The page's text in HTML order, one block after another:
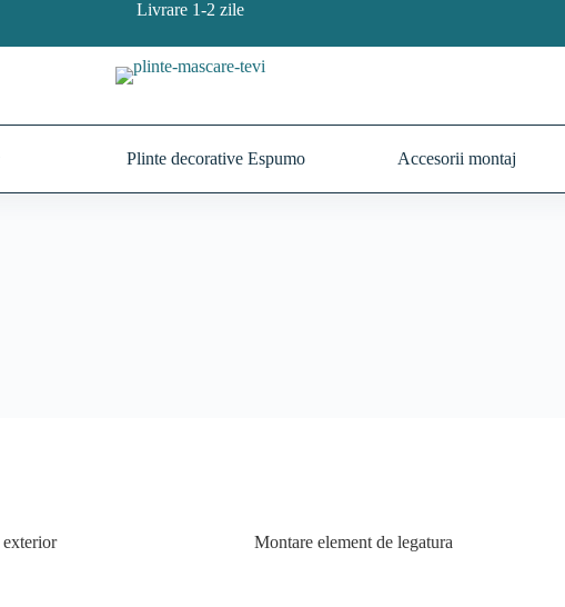
Livrare 1-2 zile
Plinte decorative Espumo Accesorii montaj
Montare element de legatura